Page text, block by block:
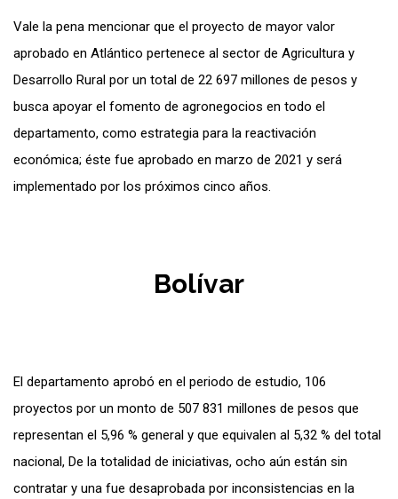
Vale la pena mencionar que el proyecto de mayor valor
aprobado en Atlántico pertenece al sector de Agricultura y
Desarrollo Rural por un total de 22 697 millones de pesos y
busca apoyar el fomento de agronegocios en todo el
departamento, como estrategia para la reactivación
económica; éste fue aprobado en marzo de 2021 y será
implementado por los próximos cinco años.
Bolívar
El departamento aprobó en el periodo de estudio, 106
proyectos por un monto de 507 831 millones de pesos que
representan el 5,96 % general y que equivalen al 5,32 % del total
nacional, De la totalidad de iniciativas, ocho aún están sin
contratar y una fue desaprobada por inconsistencias en la